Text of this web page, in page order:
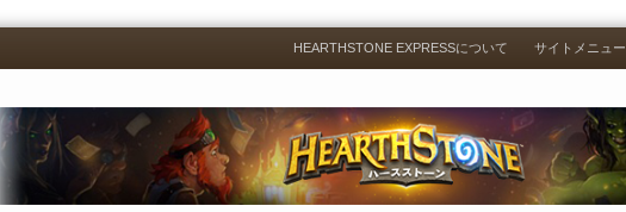
Menu
Skip
to
HEARTHSTONE EXPRESSについて サイトメニュー